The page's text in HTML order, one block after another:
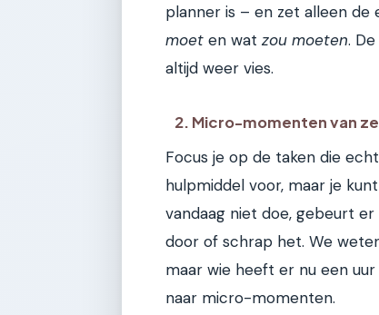
planner is – en zet alleen de
moet en wat zou moeten.
altijd weer vies.
2. Micro-momenten van
Focus je op de taken die
hulpmiddel voor, maar je
vandaag niet doe, gebeurt
door of schrap het. We
maar wie heeft er nu een
naar micro-momenten.